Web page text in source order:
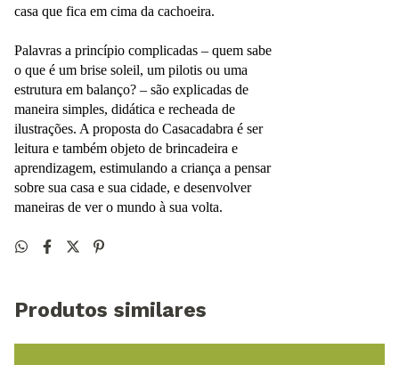
casa que fica em cima da cachoeira.
Palavras a princípio complicadas – quem sabe
o que é um brise soleil, um pilotis ou uma
estrutura em balanço? – são explicadas de
maneira simples, didática e recheada de
ilustrações. A proposta do Casacadabra é ser
leitura e também objeto de brincadeira e
aprendizagem, estimulando a criança a pensar
sobre sua casa e sua cidade, e desenvolver
maneiras de ver o mundo à sua volta.
Produtos similares